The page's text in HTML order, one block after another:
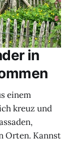
in
einem
kreuz und
Orten. Kannst